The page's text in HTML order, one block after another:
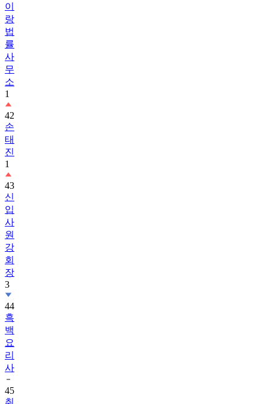
이
랑
법
률
사
무
소
1
42
손
태
진
1
43
신
입
사
원
강
회
장
3
44
흑
백
요
리
사
45
취